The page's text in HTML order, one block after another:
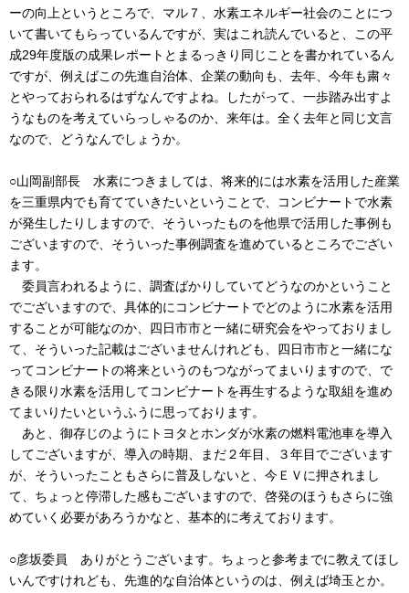
ーの向上というところで、マル７、水素エネルギー社会のことにつ
いて書いてもらっているんですが、実はこれ読んでいると、この平
成29年度版の成果レポートとまるっきり同じことを書かれているん
ですが、例えばこの先進自治体、企業の動向も、去年、今年も粛々
とやっておられるはずなんですよね。したがって、一歩踏み出すよ
うなものを考えていらっしゃるのか、来年は。全く去年と同じ文言
なので、どうなんでしょうか。
○山岡副部長 水素につきましては、将来的には水素を活用した産業
を三重県内でも育てていきたいということで、コンビナートで水素
が発生したりしますので、そういったものを他県で活用した事例も
ございますので、そういった事例調査を進めているところでござい
ます。
委員言われるように、調査ばかりしていてどうなのかということ
でございますので、具体的にコンビナートでどのように水素を活用
することが可能なのか、四日市市と一緒に研究会をやっておりまし
て、そういった記載はございませんけれども、四日市市と一緒にな
ってコンビナートの将来というのもつながってまいりますので、で
きる限り水素を活用してコンビナートを再生するような取組を進め
てまいりたいというふうに思っております。
あと、御存じのようにトヨタとホンダが水素の燃料電池車を導入
してございますが、導入の時期、まだ２年目、３年目でございます
が、そういったこともさらに普及しないと、今ＥＶに押されまし
て、ちょっと停滞した感もございますので、啓発のほうもさらに強
めていく必要があろうかなと、基本的に考えております。
○彦坂委員 ありがとうございます。ちょっと参考までに教えてほし
いんですけれども、先進的な自治体というのは、例えば埼玉とか。